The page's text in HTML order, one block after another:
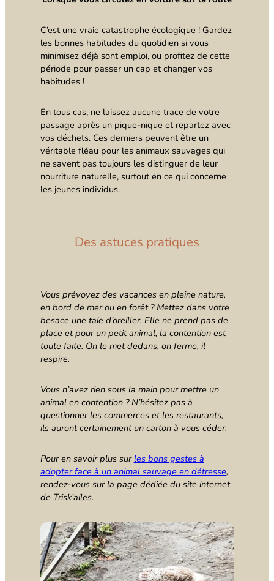
C’est une vraie catastrophe écologique ! Gardez
les bonnes habitudes du quotidien si vous
minimisez déjà sont emploi, ou profitez de cette
période pour passer un cap et changer vos
habitudes !
En tous cas, ne laissez aucune trace de votre
passage après un pique-nique et repartez avec
vos déchets. Ces derniers peuvent être un
véritable fléau pour les animaux sauvages qui
ne savent pas toujours les distinguer de leur
nourriture naturelle, surtout en ce qui concerne
les jeunes individus.
Des astuces pratiques
Vous prévoyez des vacances en pleine nature,
en bord de mer ou en forêt ? Mettez dans votre
besace une taie d’oreiller. Elle ne prend pas de
place et pour un petit animal, la contention est
toute faite. On le met dedans, on ferme, il
respire.
Vous n’avez rien sous la main pour mettre un
animal en contention ? N’hésitez pas à
questionner les commerces et les restaurants,
ils auront certainement un carton à vous céder.
Pour en savoir plus sur les bons gestes à
adopter face à un animal sauvage en détresse,
rendez-vous sur la page dédiée du site internet
de Trisk’ailes.